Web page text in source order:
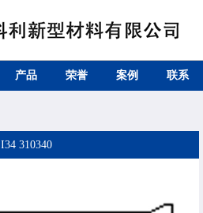
产品 荣誉 案例 联系
I34 310340